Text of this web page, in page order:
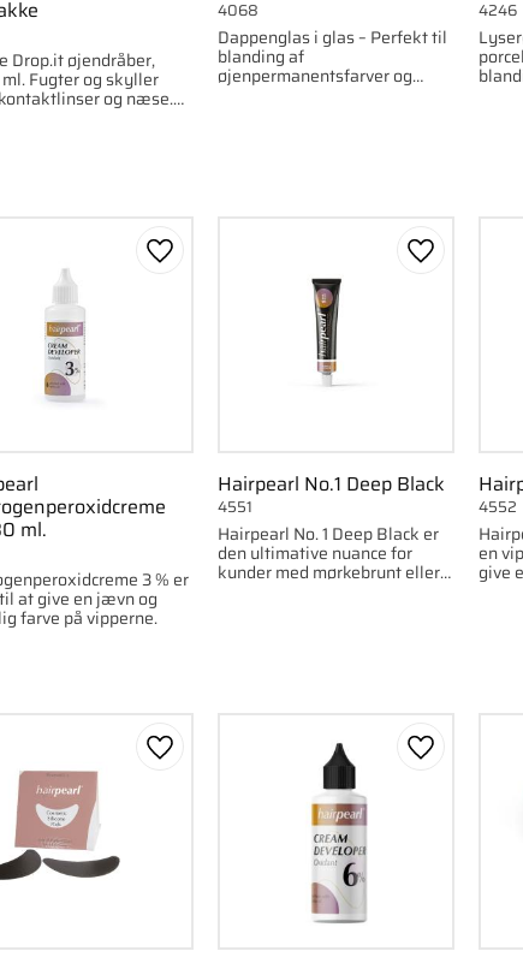
Drop.it øjendråber,
Fugter og skyller
og næse.
Dappenglas i glas – Perfekt til
blanding af
øjenpermanentsfarver og
4068 4246
ml.
3 % er
at give en jævn og
farve på vipperne.
Gem som favorit
Hairpearl No.1 Deep Black
Hairpearl No. 1 Deep Black er
den ultimative nuance for
kunder med mørkebrunt eller
4551
Gem som
en
give
4552
Gem som favorit Gem som